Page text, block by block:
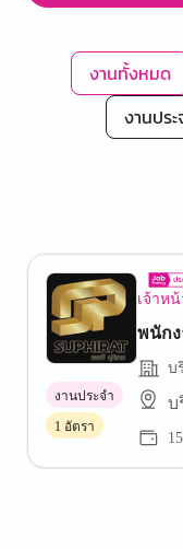
งานทั้งหมด
งานประ
เจ้าห
พนักง
บ
บ
งานประจำ
1 อัตรา